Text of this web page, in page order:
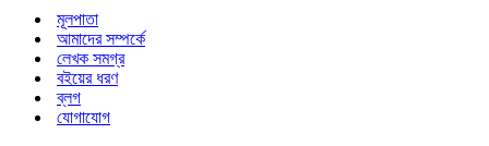
মূলপাতা
আমাদের সম্পর্কে
লেখক সমগ্র
বইয়ের ধরণ
ব্লগ
যোগাযোগ